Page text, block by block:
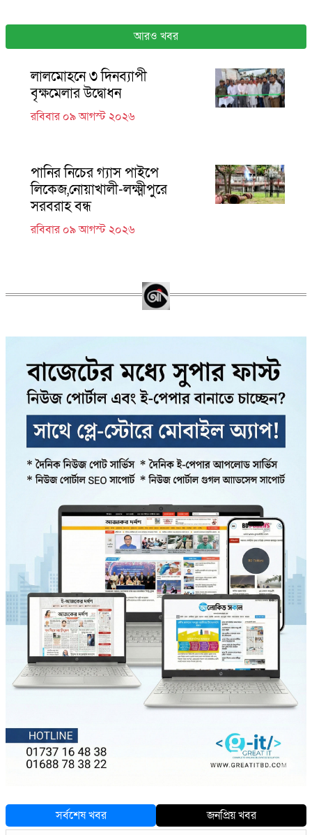
আরও খবর
লালমোহনে ৩ দিনব্যাপী
বৃক্ষমেলার উদ্বোধন
রবিবার ০৯ আগস্ট ২০২৬
পানির নিচের গ্যাস পাইপে
লিকেজ,নোয়াখালী-লক্ষ্মীপুরে
সরবরাহ বন্ধ
রবিবার ০৯ আগস্ট ২০২৬
সর্বশেষ খবর জনপ্রিয় খবর